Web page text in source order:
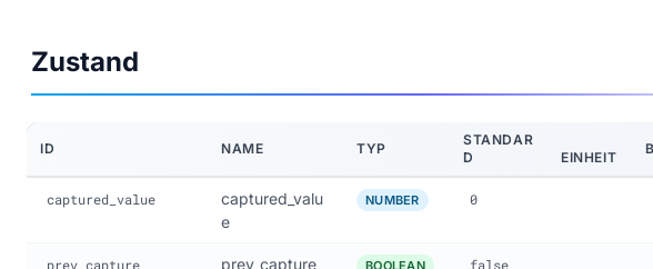
Zustand
ID NAME TYP
STANDAR
D
EINHEIT
captured_value
captured_valu
e
NUMBER 0
prev_capture prev_capture BOOLEAN false